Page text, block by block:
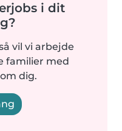
i dit
vil vi arbejde
familier med
dig.